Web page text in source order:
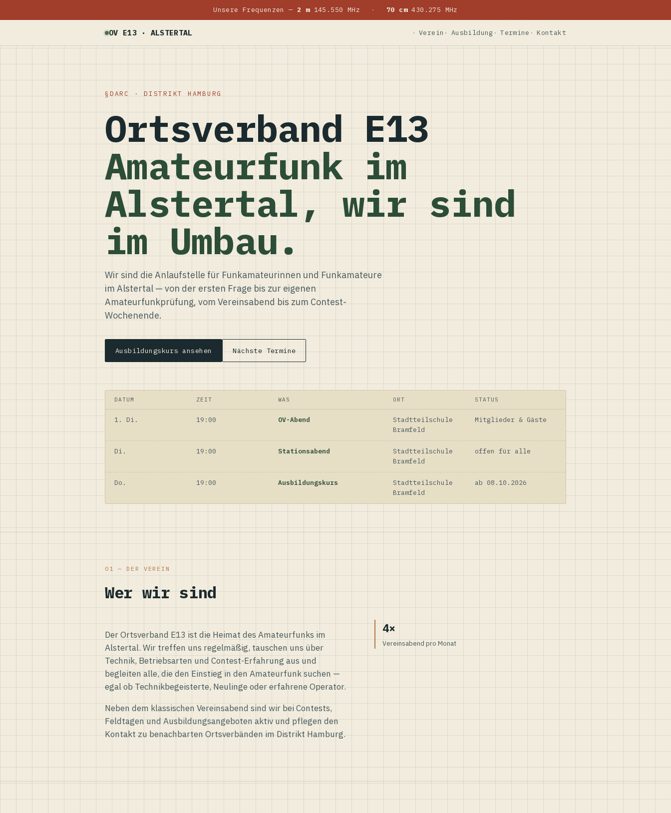
Unsere Frequenzen — 2 m145.550 MHz · 70 cm430.275 MHz
OV E13 · ALSTERTAL Verein Ausbildung Termine Kontakt
DARC · DISTRIKT HAMBURG
Ortsverband E13
Amateurfunk im
Alstertal, wir sind
im Umbau.
Wir sind die Anlaufstelle für Funkamateurinnen und Funkamateure
im Alstertal — von der ersten Frage bis zur eigenen
Amateurfunkprüfung, vom Vereinsabend bis zum Contest-
Wochenende.
Ausbildungskurs ansehen Nächste Termine
DATUM ZEIT WAS ORT STATUS
1. Di. 19:00 OV-Abend
Stadtteilschule
Bramfeld
Mitglieder & Gäste
Di. 19:00 Stationsabend
Stadtteilschule
Bramfeld
offen für alle
Do. 19:00 Ausbildungskurs
Stadtteilschule
Bramfeld
ab 08.10.2026
01 — DER VEREIN
Wer wir sind
Der Ortsverband E13 ist die Heimat des Amateurfunks im
Alstertal. Wir treffen uns regelmäßig, tauschen uns über
Technik, Betriebsarten und Contest-Erfahrung aus und
begleiten alle, die den Einstieg in den Amateurfunk suchen —
egal ob Technikbegeisterte, Neulinge oder erfahrene Operator.
Neben dem klassischen Vereinsabend sind wir bei Contests,
Feldtagen und Ausbildungsangeboten aktiv und pflegen den
Kontakt zu benachbarten Ortsverbänden im Distrikt Hamburg.
4×
Vereinsabend pro Monat